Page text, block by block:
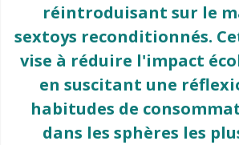
réintroduisant sur le
sextoys reconditionnés.
vise à réduire l'impact
en suscitant une
habitudes de
dans les sphères les